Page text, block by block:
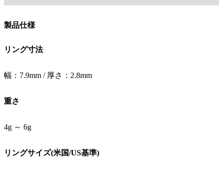
製品仕様
リング寸法
幅：7.9mm / 厚さ：2.8mm
重さ
4g ～ 6g
リングサイズ(米国/US基準)